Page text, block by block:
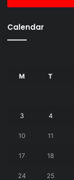
Calendar
M T
3 4
10 11
17 18
24 25